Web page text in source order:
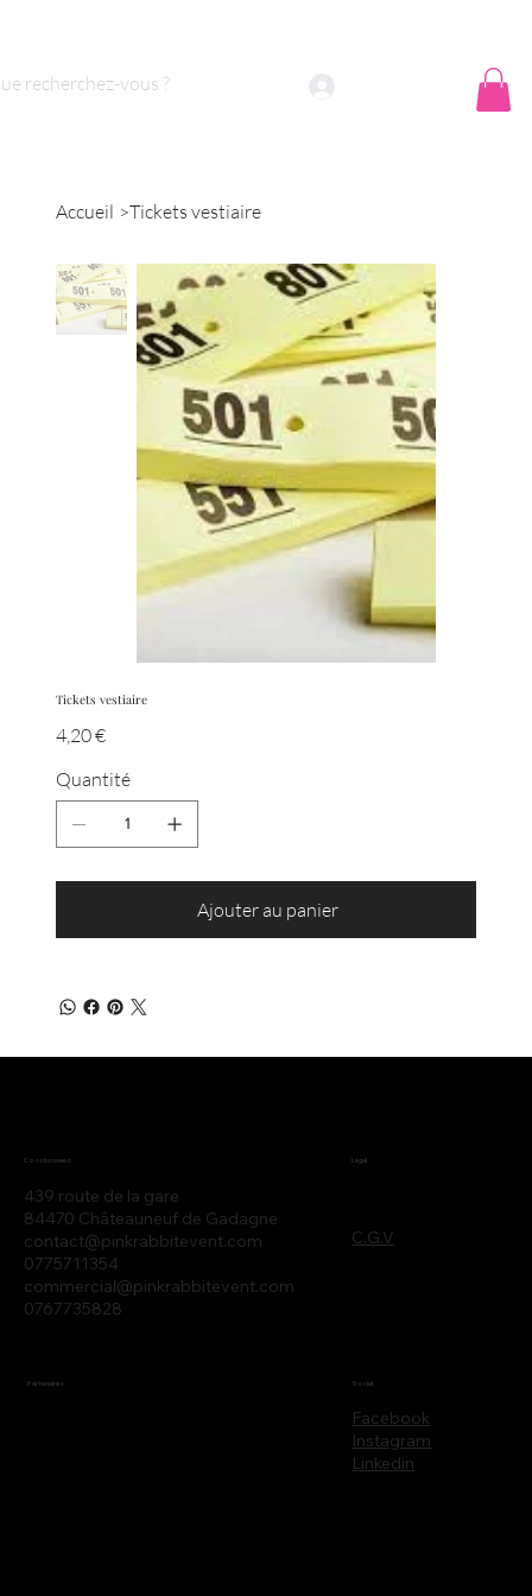
nous ?
Accueil >Tickets vestiaire
Tickets vestiaire
Prix
4,20 €
Quantité
Ajouter au panier
439 route de la gare
84470 Châteauneuf de Gadagne
contact@pinkrabbitevent.com
0775711354
commercial@pinkrabbitevent.com
0767735828
Coordonnées
C.G.V
Legal
Partenaires
Facebook
Instagram
Linkedin
Social